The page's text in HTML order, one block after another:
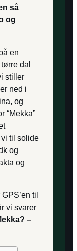
så
og
en
dal
stiller
ned i
og
“Mekka”
til solide
og
og
til
vi svarer
–